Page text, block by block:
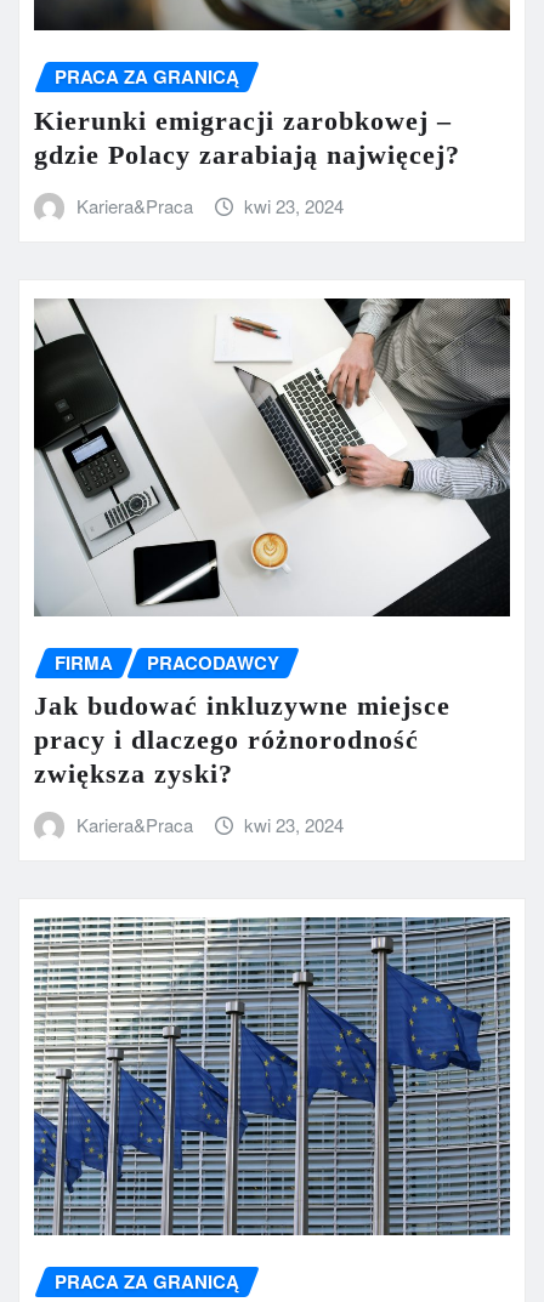
PRACA ZA GRANICĄ
Kierunki emigracji zarobkowej –
gdzie Polacy zarabiają najwięcej?
Kariera&Praca kwi 23, 2024
FIRMA PRACODAWCY
Jak budować inkluzywne miejsce
pracy i dlaczego różnorodność
zwiększa zyski?
Kariera&Praca kwi 23, 2024
PRACA ZA GRANICĄ